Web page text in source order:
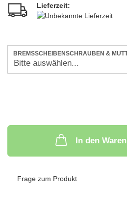
Lieferzeit:
BREMSSCHEIBENSCHRAUBEN &
In den
Frage zum Produkt